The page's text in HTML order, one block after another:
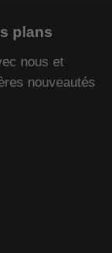
plans
nous et
nouveautés